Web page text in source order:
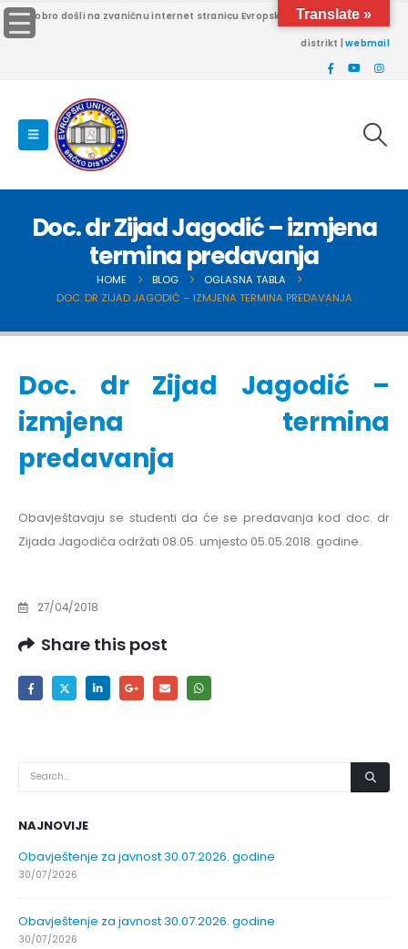
Dobro došli na zvaničnu internet stranicu Evropskog univerziteta Brčko
distrikt |webmail
Doc. dr Zijad Jagodić – izmjena
termina predavanja
HOME BLOG
OGLASNA TABLA
DOC. DR ZIJAD JAGODIĆ – IZMJENA TERMINA PREDAVANJA
Doc. dr Zijad Jagodić –
izmjena termina
predavanja
Obavještavaju se studenti da će se predavanja kod doc. dr
Zijada Jagodića održati 08.05. umjesto 05.05.2018. godine.
27/04/2018
Share this post
NAJNOVIJE
Obavještenje za javnost 30.07.2026. godine
30/07/2026
Obavještenje za javnost 30.07.2026. godine
30/07/2026
Translate »